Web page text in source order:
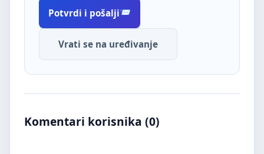
Potvrdi i pošalji
Vrati se na uređivanje
Komentari korisnika (0)